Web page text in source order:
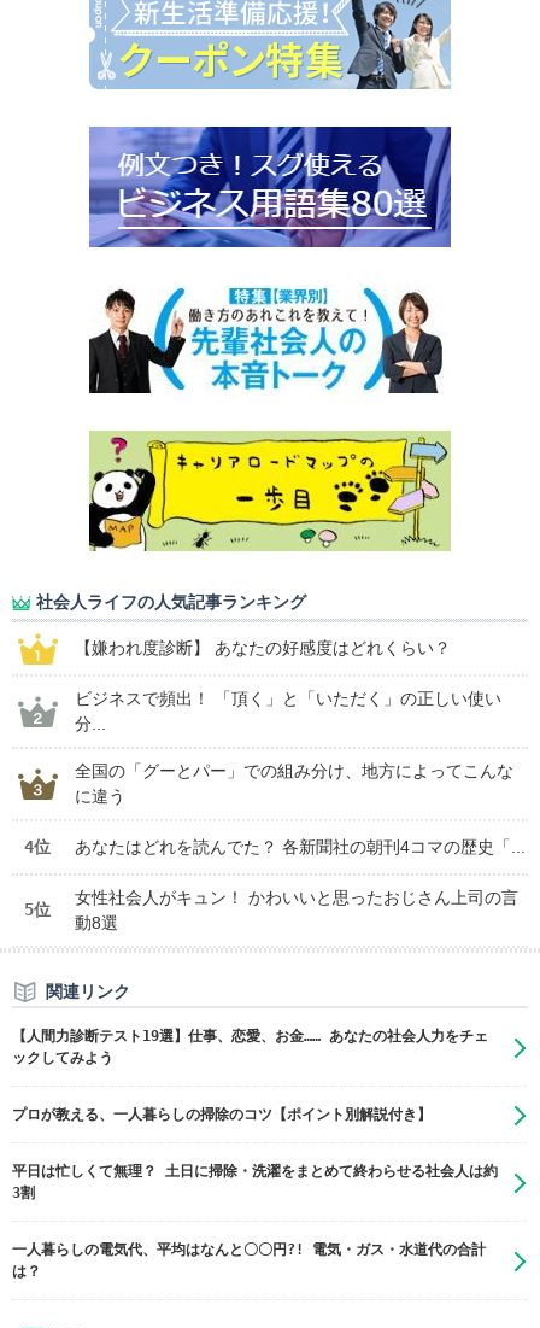
社会人ライフの人気記事ランキング
【嫌われ度診断】 あなたの好感度はどれくらい？
ビジネスで頻出！ 「頂く」と「いただく」の正しい使い
分...
全国の「グーとパー」での組み分け、地方によってこんな
に違う
4位 あなたはどれを読んでた？ 各新聞社の朝刊4コマの歴史「...
5位
女性社会人がキュン！ かわいいと思ったおじさん上司の言
動8選
関連リンク
【人間力診断テスト19選】仕事、恋愛、お金…… あなたの社会人力をチェ
ックしてみよう
プロが教える、一人暮らしの掃除のコツ【ポイント別解説付き】
平日は忙しくて無理？ 土日に掃除・洗濯をまとめて終わらせる社会人は約
3割
一人暮らしの電気代、平均はなんと〇〇円?! 電気・ガス・水道代の合計
は？